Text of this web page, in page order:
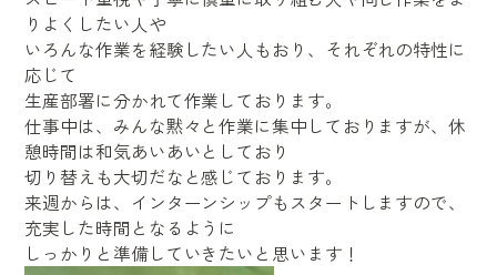
りよくしたい人や
いろんな作業を経験したい人もおり、それぞれの特性に
応じて
生産部署に分かれて作業しております。
仕事中は、みんな黙々と作業に集中しておりますが、休
憩時間は和気あいあいとしており
切り替えも大切だなと感じております。
来週からは、インターンシップもスタートしますので、
充実した時間となるように
しっかりと準備していきたいと思います！